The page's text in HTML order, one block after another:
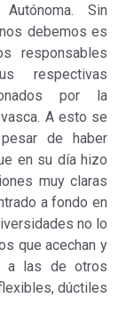
Sin
debemos es
responsables
respectivas
por la
A esto se
de haber
en su día hizo
muy claras
a fondo en
no lo
que acechan y
a las de otros
dúctiles